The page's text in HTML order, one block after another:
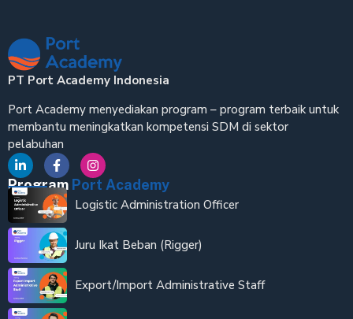
PT Port Academy Indonesia
Port Academy menyediakan program – program terbaik untuk
membantu meningkatkan kompetensi SDM di sektor
pelabuhan
Program Port Academy
Logistic Administration Officer
Juru Ikat Beban (Rigger)
Export/Import Administrative Staff